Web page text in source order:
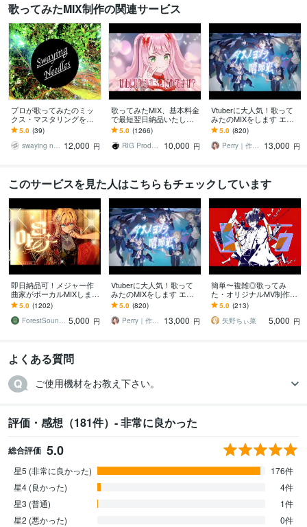
歌ってみたMIX制作の関連サービス
プロが歌ってみたのミッ
クス・マスタリングを承
ります ＜配信関係トータ
ル1000万回再生以上の実
績で仕上げます＞
5.0 (39)
swaying needles 12,000 円
歌ってみたMIX、基本料金
で最短翌日納品いたしま
す YouTube特化音質で高
品質！スピード対応いた
します
5.0 (1266)
RIG Production
10,000 円
Vtuberに大人気！歌って
みたのMIXをします エフ
ェクト・アレンジ自由自
在！初めての方でも丁寧
にサポート！
5.0 (820)
Perry｜作編曲・MIX
13,000 円
このサービスを見た人はこちらもチェックしています
即日納品可！メジャー作
曲家がボーカルMIXします
1音ずつ手作業で正確、丁
寧なピッチ・リズム修正&
MIX
5.0 (1202)
ForestSounds 5,000 円
Vtuberに大人気！歌って
みたのMIXをします エフ
ェクト・アレンジ自由自
在！初めての方でも丁寧
にサポート！
5.0 (820)
Perry｜作編曲・MIX
13,000 円
簡単〜複雑◎歌ってみ
た・オリジナルMV制作し
ます Vtuber・歌い手必
見！お任せ〜本家再現ま
で可能！
5.0 (213)
矢野ちぃ菜
5,000 円
よくある質問
ご使用機材をお教え下さい。
評価・感想（181件）- 非常に良かった
総合評価 5.0
星5 (非常に良かった)
176件
星4 (良かった)
4件
星3 (普通)
1件
星2 (悪かった)
0件